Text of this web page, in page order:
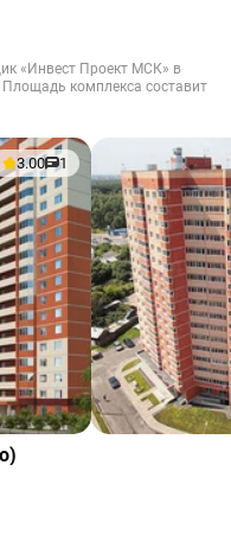
«Инвест Проект МСК» в
комплекса составит
3.00 1